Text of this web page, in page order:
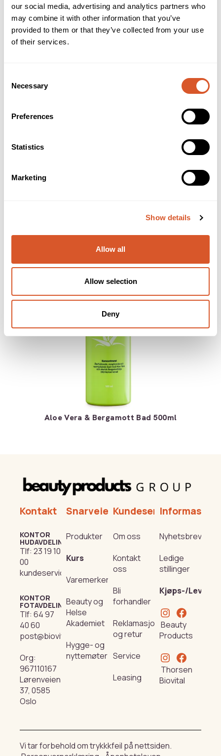
our social media, advertising and analytics partners who
may combine it with other information that you’ve
provided to them or that they’ve collected from your use
of their services.
Selection
Necessary
Preferences
Statistics
Marketing
Show details
Allow all
Allow selection
Deny
Aloe Vera & Bergamott Bad 500ml
Kontakt
KONTOR
HUDAVDELING
Tlf: 23 19 10
00
kundeservice@beautyproducts.no
KONTOR
FOTAVDELING
Tlf: 64 97
40 60
post@biovital.no
Org:
967110167
Lørenveien
37, 0585
Oslo
Snarveier
Produkter
Kurs
Varemerker
Beauty og
Helse
Akademiet
Hygge- og
nyttemøter
Kundeservice
Om oss
Kontakt
oss
Bli
forhandler
Reklamasjon
og retur
Service
Leasing
Informasjon
Nyhetsbrev
Ledige
stillinger
Kjøps-/
Beauty
Products
Thorsen
Biovital
Vi tar forbehold om trykkkfeil på nettsiden.